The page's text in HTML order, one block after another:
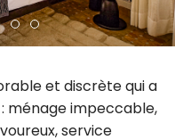
et discrète qui a
ménage impeccable,
service